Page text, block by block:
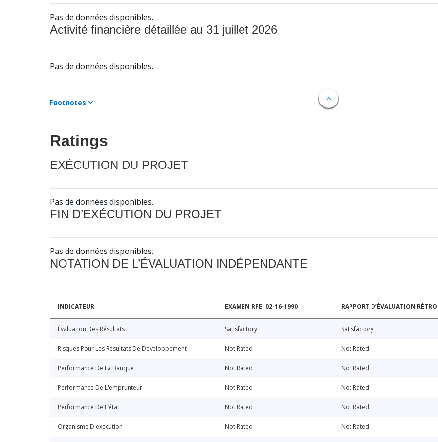
Pas de données disponibles.
Activité financière détaillée au 31 juillet 2026
Pas de données disponibles.
Footnotes
Ratings
EXÉCUTION DU PROJET
Pas de données disponibles.
FIN D’EXÉCUTION DU PROJET
Pas de données disponibles.
NOTATION DE L’ÉVALUATION INDÉPENDANTE
INDICATEUR EXAMEN RFE: 02-16-1990 RAPPORT D’ÉVALUATION
Évaluation Des Résultats Satisfactory Satisfactory
Risques Pour Les Résultats De Développement Not Rated Not Rated
Performance De La Banque Not Rated Not Rated
Performance De L'emprunteur Not Rated Not Rated
Performance De L’état Not Rated Not Rated
Organisme D'exécution Not Rated Not Rated